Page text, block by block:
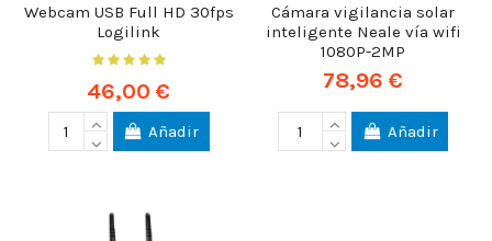
Webcam USB Full HD 30fps
Logilink
46,00 €
Añadir
Cámara vigilancia solar
inteligente Neale vía wifi
1080P-2MP
78,96 €
Añadir